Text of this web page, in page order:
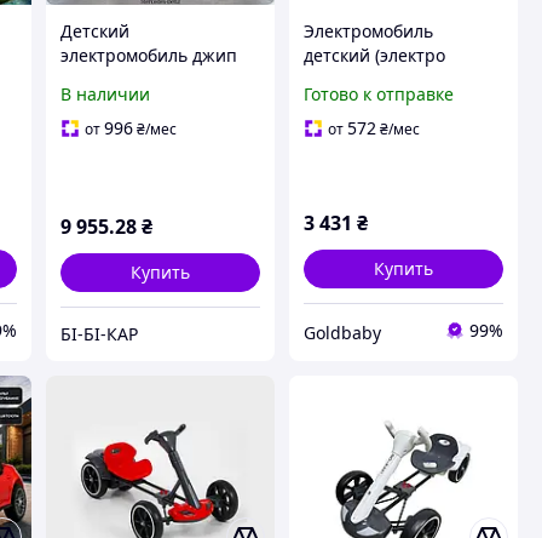
Детский
электромобиль джип
4x35W 12V с пультом
2.4G и App, EVA
В наличии
от996 ₴/мес
9 955.28 ₴
Купить
БІ-БІ-КАР
Электромобиль
детский (электро
электроскутер) Maraton
KML 013
Готово к отправке
от572₴/мес
3 431 ₴
Купить
Goldbaby 99%